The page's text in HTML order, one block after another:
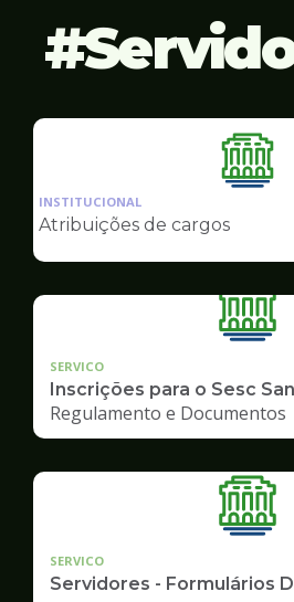
da
INSTITUCIONAL
Atribuições de cargos
SERVICO
Inscrições para o Sesc
Regulamento e Documentos
SERVICO
Servidores - Formulários